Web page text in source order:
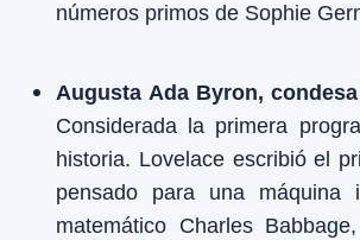
números primos de Sophie
Augusta Ada Byron,
Considerada la primera
historia. Lovelace escribió el
pensado para una máquina
matemático Charles